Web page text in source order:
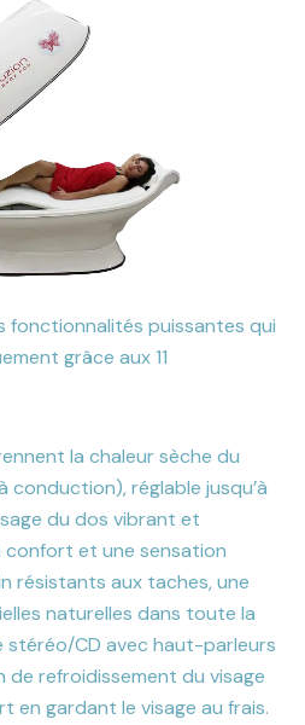
fonctionnalités puissantes qui
grâce aux 11
la chaleur sèche du
réglable jusqu’à
du dos vibrant et
et une sensation
résistants aux taches, une
naturelles dans toute la
stéréo/CD avec haut-parleurs
refroidissement du visage
en gardant le visage au frais.